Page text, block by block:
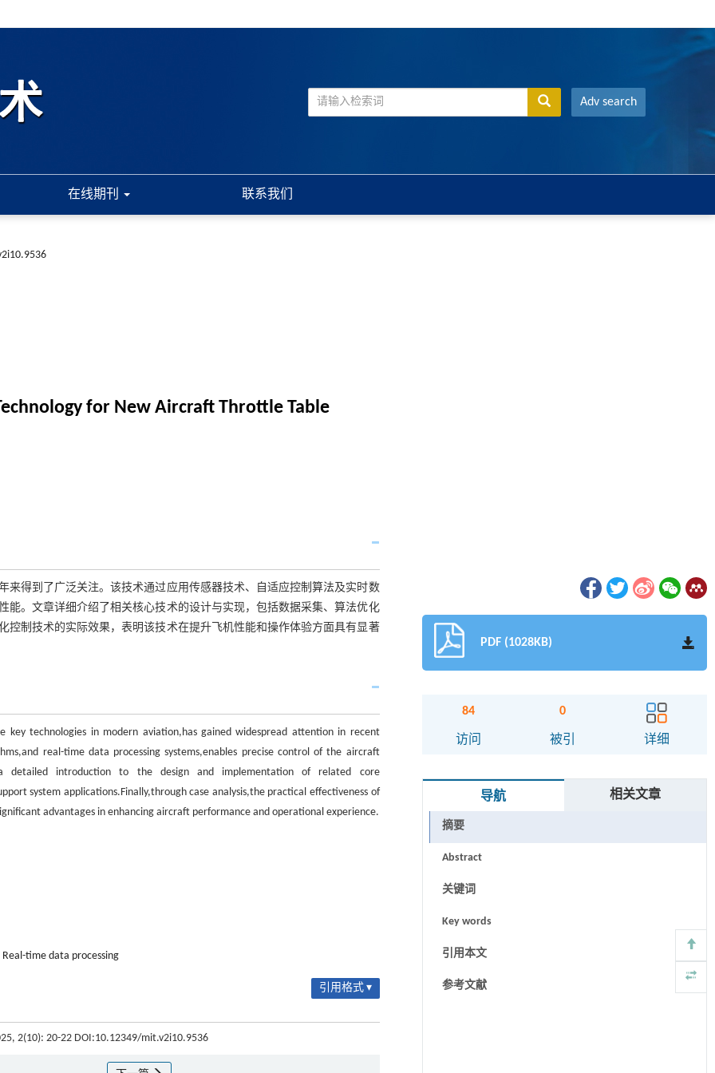
Adv search
在线期刊 联系我们
for New Aircraft Throttle Table
得到了广泛关注。该技术通过应用传感器技术、自适应控制算法及实时数
。文章详细介绍了相关核心技术的设计与实现，包括数据采集、算法优化
制技术的实际效果，表明该技术在提升飞机性能和操作体验方面具有显著
technologies in modern aviation,has gained widespread attention in recent
real-time data processing systems,enables precise control of the aircraft
detailed introduction to the design and implementation of related core
system applications.Finally,through case analysis,the practical effectiveness of
advantages in enhancing aircraft performance and operational experience.
Real-time data processing
引用格式 ▾
2(10): 20-22 DOI:10.12349/mit.v2i10.9536
PDF (1028KB)
84
访问
0
被引 详细
导航 相关文章
摘要
Abstract
关键词
Key words
引用本文
参考文献